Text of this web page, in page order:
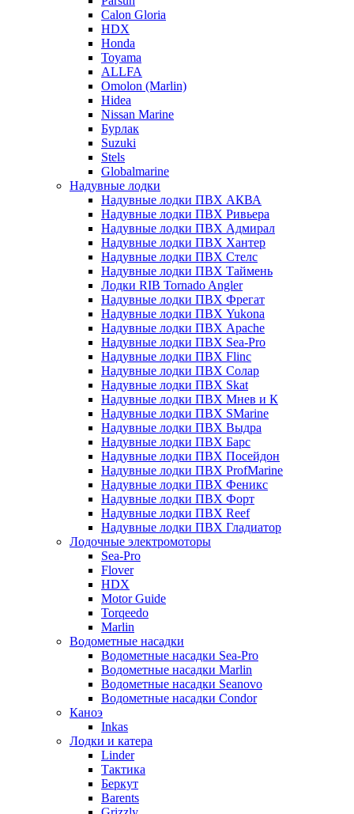
Calon Gloria
HDX
Honda
Toyama
ALLFA
Omolon (Marlin)
Hidea
Nissan Marine
Бурлак
Suzuki
Stels
Globalmarine
Надувные лодки
Надувные лодки ПВХ АКВА
Надувные лодки ПВХ Ривьера
Надувные лодки ПВХ Адмирал
Надувные лодки ПВХ Хантер
Надувные лодки ПВХ Стелс
Надувные лодки ПВХ Таймень
Лодки RIB Tornado Angler
Надувные лодки ПВХ Фрегат
Надувные лодки ПВХ Yukona
Надувные лодки ПВХ Apache
Надувные лодки ПВХ Sea-Pro
Надувные лодки ПВХ Flinc
Надувные лодки ПВХ Солар
Надувные лодки ПВХ Skat
Надувные лодки ПВХ Мнев и К
Надувные лодки ПВХ SMarine
Надувные лодки ПВХ Выдра
Надувные лодки ПВХ Барс
Надувные лодки ПВХ Посейдон
Надувные лодки ПВХ ProfMarine
Надувные лодки ПВХ Феникс
Надувные лодки ПВХ Форт
Надувные лодки ПВХ Reef
Надувные лодки ПВХ Гладиатор
Лодочные электромоторы
Sea-Pro
Flover
HDX
Motor Guide
Torqeedo
Marlin
Водометные насадки
Водометные насадки Sea-Pro
Водометные насадки Marlin
Водометные насадки Seanovo
Водометные насадки Condor
Каноэ
Inkas
Лодки и катера
Linder
Тактика
Беркут
Barents